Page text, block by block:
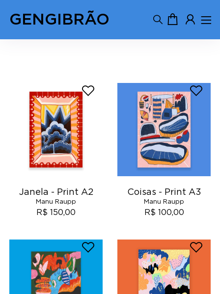
GENGIBRÃO
Manu Raupp
Janela - Print A2
Manu Raupp
R$ 150,00
Coisas - Print A3
Manu Raupp
R$ 100,00